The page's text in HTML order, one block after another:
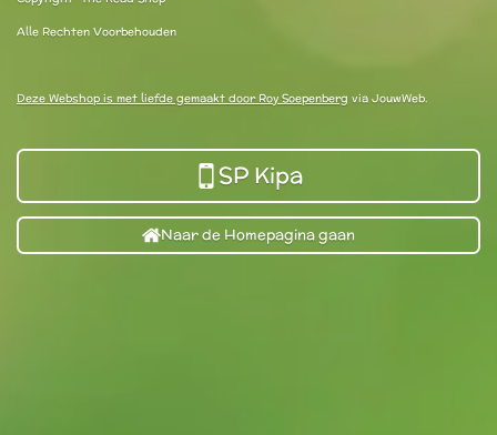
Alle Rechten Voorbehouden
Deze Webshop is met liefde gemaakt door Roy Soepenberg via JouwWeb.
SP Kipa
Naar de Homepagina gaan